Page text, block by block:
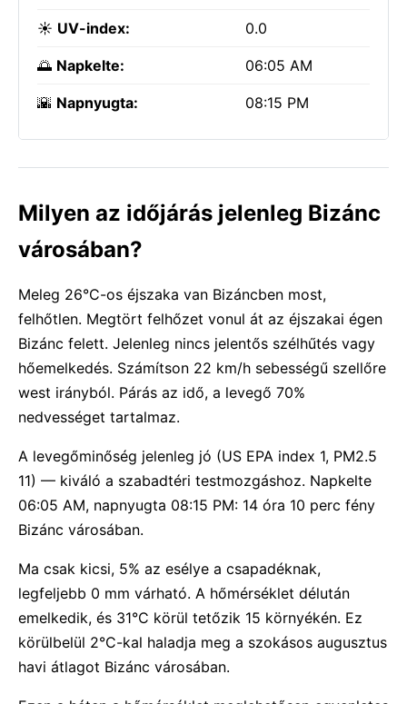
☀️ UV-index: 0.0
🌅 Napkelte: 06:05 AM
🌇 Napnyugta: 08:15 PM
Milyen az időjárás jelenleg Bizánc
városában?
Meleg 26°C-os éjszaka van Bizáncben most,
felhőtlen. Megtört felhőzet vonul át az éjszakai égen
Bizánc felett. Jelenleg nincs jelentős szélhűtés vagy
hőemelkedés. Számítson 22 km/h sebességű szellőre
west irányból. Párás az idő, a levegő 70%
nedvességet tartalmaz.
A levegőminőség jelenleg jó (US EPA index 1, PM2.5
11) — kiváló a szabadtéri testmozgáshoz. Napkelte
06:05 AM, napnyugta 08:15 PM: 14 óra 10 perc fény
Bizánc városában.
Ma csak kicsi, 5% az esélye a csapadéknak,
legfeljebb 0 mm várható. A hőmérséklet délután
emelkedik, és 31°C körül tetőzik 15 környékén. Ez
körülbelül 2°C-kal haladja meg a szokásos augusztus
havi átlagot Bizánc városában.